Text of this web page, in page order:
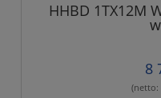
HHBD 1TX12M
8
(netto: